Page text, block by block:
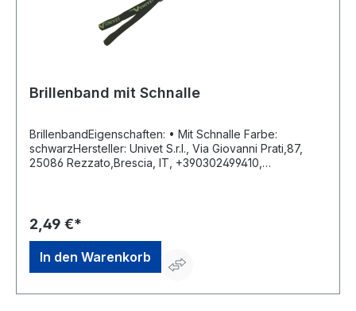
Brillenband mit Schnalle
BrillenbandEigenschaften: • Mit Schnalle Farbe:
schwarzHersteller: Univet S.r.I., Via Giovanni Prati,87,
25086 Rezzato,Brescia, IT, +390302499410,
2,49 €*
In den Warenkorb